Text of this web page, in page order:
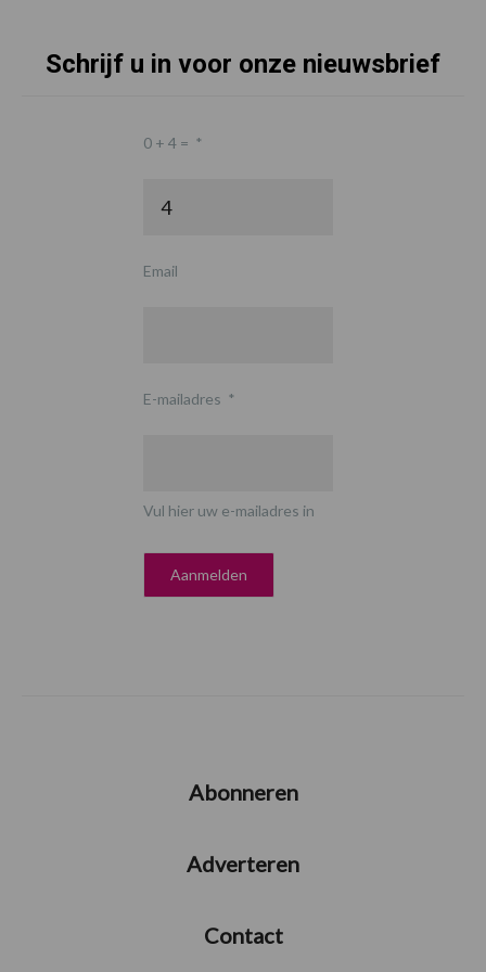
Schrijf u in voor onze nieuwsbrief
0 + 4 = *
Email
E-mailadres *
Vul hier uw e-mailadres in
Abonneren
Adverteren
Contact